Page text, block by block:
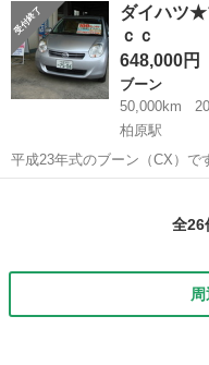
クル料:リ済別 車検:車検残：
ダイハツ
ｃｃ
648,000円
ブーン
50,000km
柏原駅
平成23年式のブーン（CX）で
販売致します。 レンタカーの
全26